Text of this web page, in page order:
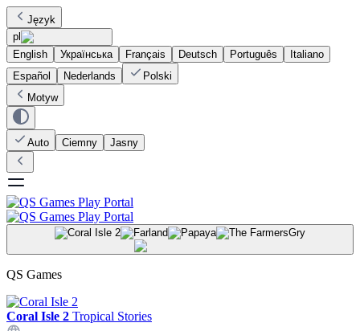
Język
pl
English
Українська Français Deutsch Português
Italiano
Español
Nederlands
Polski
Motyw
Auto Ciemny Jasny
Gry
QS Games
Coral Isle 2 Tropical Stories